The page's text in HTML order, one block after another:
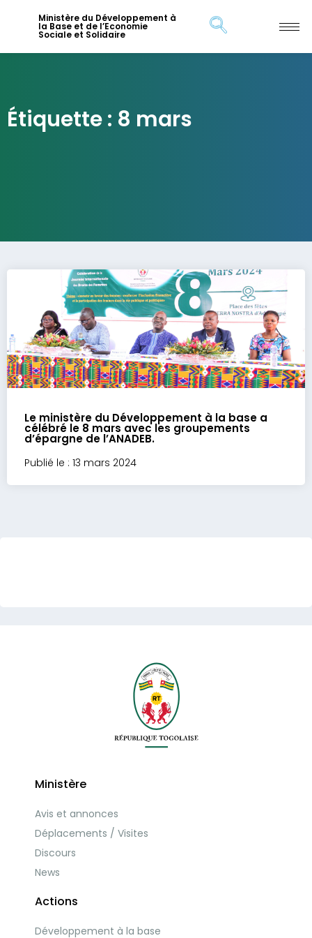
Ministère du Développement à
la Base et de l’Economie
Sociale et Solidaire
Étiquette : 8 mars
Le ministère du Développement à la base a
célébré le 8 mars avec les groupements
d’épargne de l’ANADEB.
Publié le : 13 mars 2024
Ministère
Avis et annonces
Déplacements / Visites
Discours
News
Actions
Développement à la base